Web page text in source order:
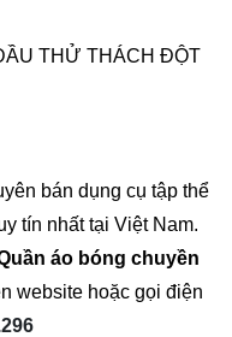
THỬ THÁCH ĐỘT
bán dụng cụ tập thể
tín nhất tại Việt Nam.
áo bóng chuyền
website hoặc gọi điện